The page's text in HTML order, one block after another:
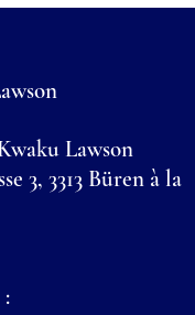
Lawson
3, 3313 Büren à la